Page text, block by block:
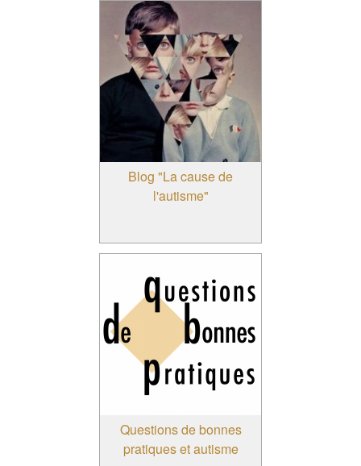
Blog "La cause de
l'autisme"
Questions de bonnes
pratiques et autisme